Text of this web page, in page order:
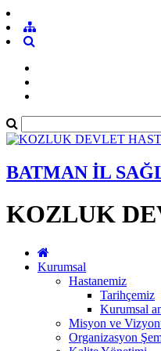
BATMAN İL
KOZLUK
Kurumsal
Hastanemiz
Tarihçemiz
Kurumsal
Misyon ve
Organizasyon